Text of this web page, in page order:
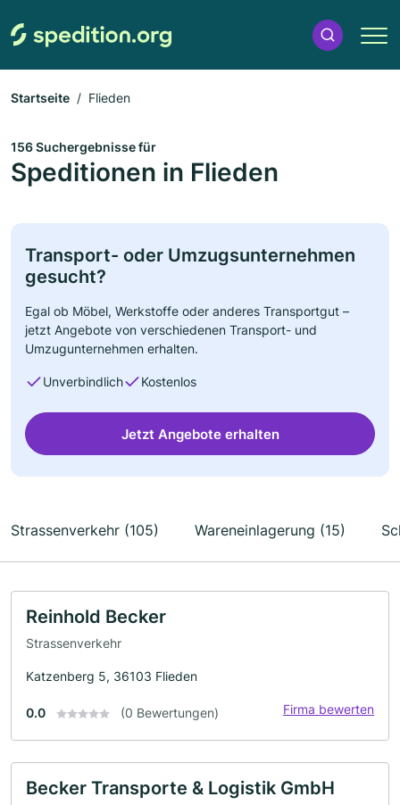
Startseite Flieden
156 Suchergebnisse für
Speditionen in Flieden
Transport- oder Umzugsunternehmen
gesucht?
Egal ob Möbel, Werkstoffe oder anderes Transportgut –
jetzt Angebote von verschiedenen Transport- und
Umzugunternehmen erhalten.
Unverbindlich Kostenlos
Jetzt Angebote erhalten
Strassenverkehr (105) Wareneinlagerung (15)
Reinhold Becker
Strassenverkehr
Katzenberg 5, 36103 Flieden
0.0 (0 Bewertungen) Firma bewerten
Becker Transporte & Logistik GmbH